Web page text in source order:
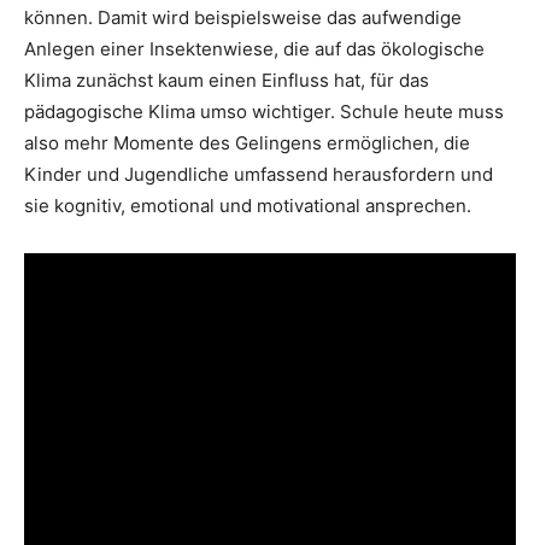
können. Damit wird beispielsweise das aufwendige
Anlegen einer Insektenwiese, die auf das ökologische
Klima zunächst kaum einen Einfluss hat, für das
pädagogische Klima umso wichtiger. Schule heute muss
also mehr Momente des Gelingens ermöglichen, die
Kinder und Jugendliche umfassend herausfordern und
sie kognitiv, emotional und motivational ansprechen.